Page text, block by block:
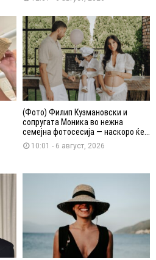
(Фото) Филип Кузмановски и
сопругата Моника во нежна
семејна фотосесија — наскоро ќе...
10:01 - 6 август, 2026